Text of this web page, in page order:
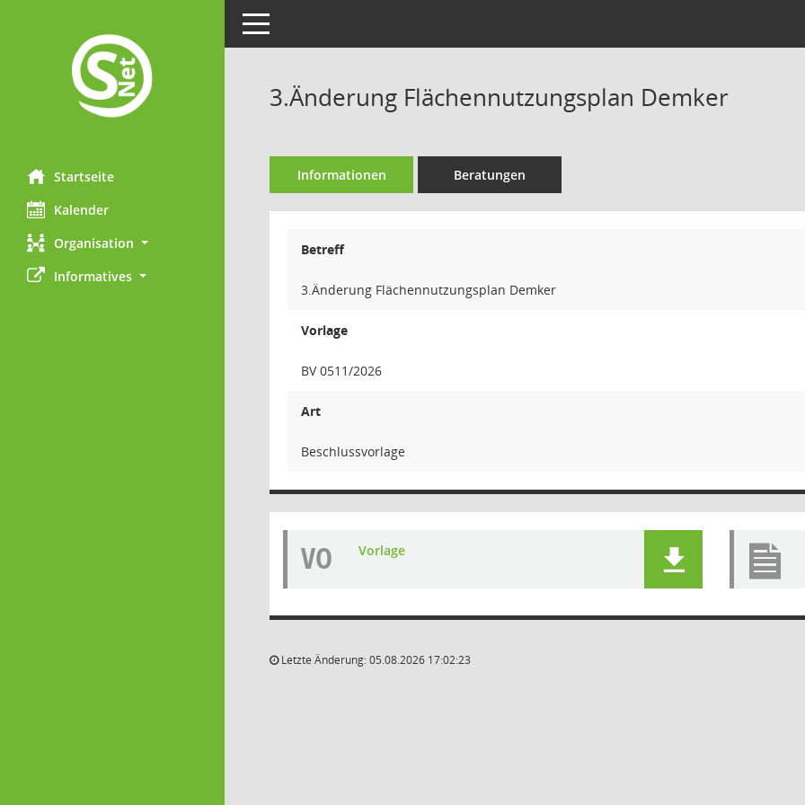
Startseite
Kalender
Organisation
Informatives
Toggle navigation
3.Änderung Flächennutzungsplan Demker
Informationen Beratungen
Betreff
3.Änderung Flächennutzungsplan Demker
Vorlage
BV 0511/2026
Art
Beschlussvorlage
VO Vorlage
Letzte Änderung: 05.08.2026 17:02:23